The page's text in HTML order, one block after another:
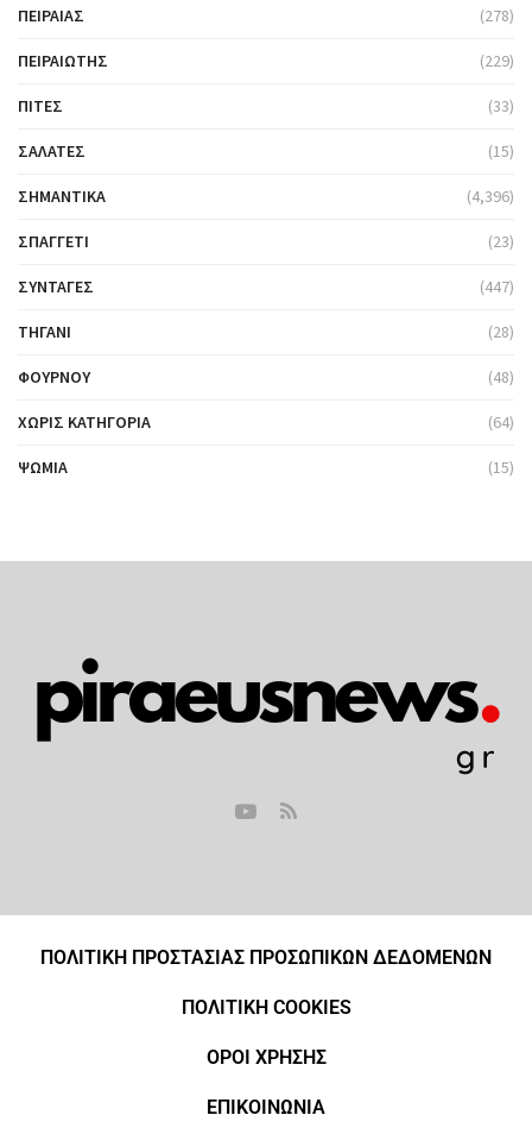
ΠΕΙΡΑΙΆΣ (278)
ΠΕΙΡΑΙΏΤΗΣ (229)
ΠΊΤΕΣ (33)
ΣΑΛΆΤΕΣ (15)
ΣΗΜΑΝΤΙΚΆ (4,396)
ΣΠΑΓΓΈΤΙ (23)
ΣΥΝΤΑΓΈΣ (447)
ΤΗΓΆΝΙ (28)
ΦΟΎΡΝΟΥ (48)
ΧΩΡΊΣ ΚΑΤΗΓΟΡΊΑ (64)
ΨΩΜΙΆ (15)
ΠΟΛΙΤΙΚΗ ΠΡΟΣΤΑΣΙΑΣ ΠΡΟΣΩΠΙΚΩΝ ΔΕΔΟΜΕΝΩΝ
ΠΟΛΙΤΙΚΗ COOKIES
ΟΡΟΙ ΧΡΗΣΗΣ
ΕΠΙΚΟΙΝΩΝΙΑ